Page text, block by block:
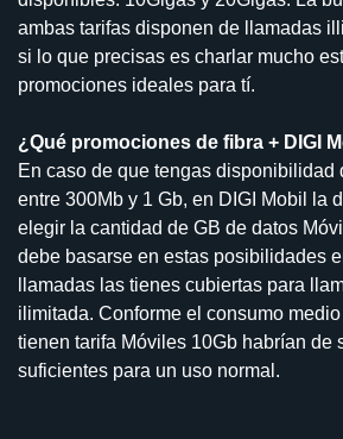
ambas tarifas disponen de llamadas
si lo que precisas es charlar mucho
promociones ideales para tí.
¿Qué promociones de fibra + DIGI
En caso de que tengas disponibilidad
entre 300Mb y 1 Gb, en DIGI Mobil la
elegir la cantidad de GB de datos
debe basarse en estas posibilidades
llamadas las tienes cubiertas para
ilimitada. Conforme el consumo
tienen tarifa Móviles 10Gb habrían de
suficientes para un uso normal.